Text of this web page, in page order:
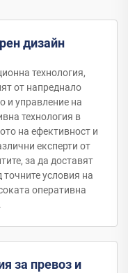
дизайн
технология,
от напреднало
и управление на
технология в
на ефективност и
експерти от
за да доставят
условия на
оперативна
за превоз и